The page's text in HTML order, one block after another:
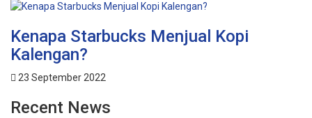
Kenapa Starbucks Menjual Kopi
Kalengan?
23 September 2022
Recent News